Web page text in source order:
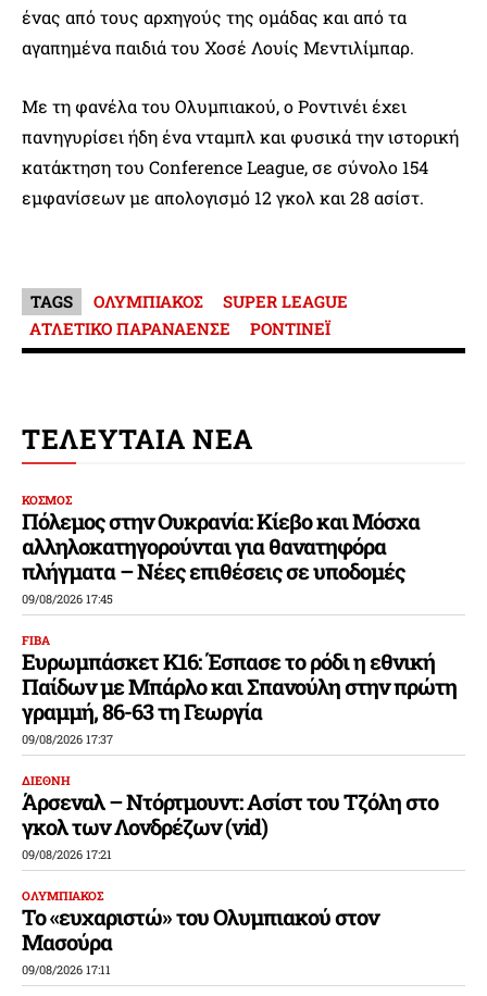
ένας από τους αρχηγούς της ομάδας και από τα
αγαπημένα παιδιά του Χοσέ Λουίς Μεντιλίμπαρ.
Με τη φανέλα του Ολυμπιακού, ο Ροντινέι έχει
πανηγυρίσει ήδη ένα νταμπλ και φυσικά την ιστορική
κατάκτηση του Conference League, σε σύνολο 154
εμφανίσεων με απολογισμό 12 γκολ και 28 ασίστ.
TAGS ΟΛΥΜΠΙΑΚΟΣ
SUPER LEAGUE
ΑΤΛΕΤΙΚΟ ΠΑΡΑΝΑΕΝΣΕ
ΡΟΝΤΙΝΕΪ
ΤΕΛΕΥΤΑΙΑ ΝΕΑ
ΚΟΣΜΟΣ
Πόλεμος στην Ουκρανία: Κίεβο και Μόσχα
αλληλοκατηγορούνται για θανατηφόρα
πλήγματα – Νέες επιθέσεις σε υποδομές
09/08/2026 17:45
FIBA
Ευρωμπάσκετ Κ16: Έσπασε το ρόδι η εθνική
Παίδων με Μπάρλο και Σπανούλη στην πρώτη
γραμμή, 86-63 τη Γεωργία
09/08/2026 17:37
ΔΙΕΘΝΗ
Άρσεναλ – Ντόρτμουντ: Ασίστ του Τζόλη στο
γκολ των Λονδρέζων (vid)
09/08/2026 17:21
ΟΛΥΜΠΙΑΚΟΣ
Το «ευχαριστώ» του Ολυμπιακού στον
Μασούρα
09/08/2026 17:11